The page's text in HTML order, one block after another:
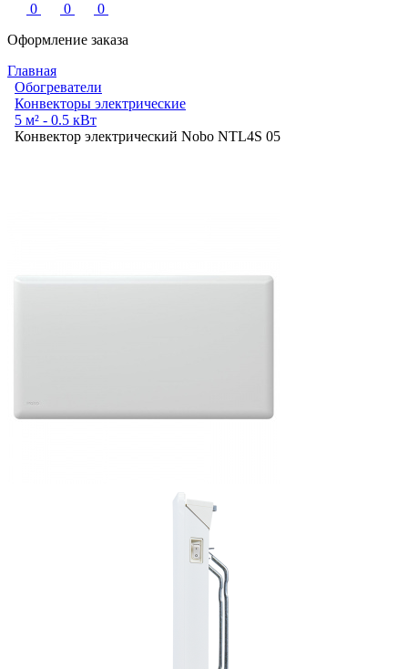
0
0
0
Оформление заказа
Главная
Обогреватели
Конвекторы электрические
5 м² - 0.5 кВт
Конвектор электрический Nobo NTL4S 05